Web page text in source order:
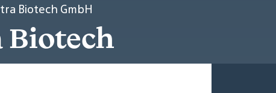
Biotech GmbH
Biotech